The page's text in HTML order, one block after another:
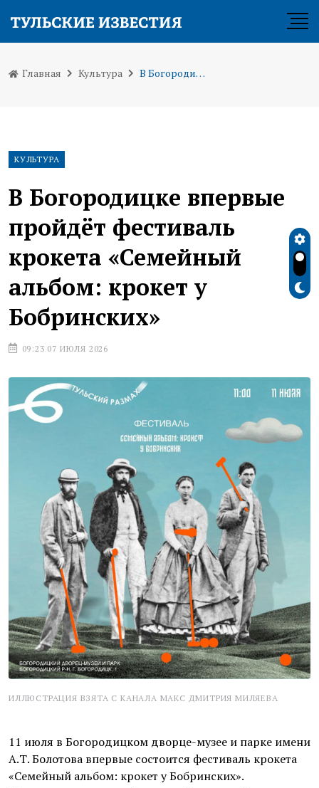
Главная Культура В Богородицке впервые пройдёт фестиваль крокета «Семейный альбом: крокет у Бобринских»
КУЛЬТУРА
В Богородицке впервые
пройдёт фестиваль
крокета «Семейный
альбом: крокет у
Бобринских»
09:23 07 ИЮЛЯ 2026
ИЛЛЮСТРАЦИЯ ВЗЯТА С КАНАЛА МАКС ДМИТРИЯ МИЛЯЕВА
11 июля в Богородицком дворце-музее и парке имени
А.Т. Болотова впервые состоится фестиваль крокета
«Семейный альбом: крокет у Бобринских».